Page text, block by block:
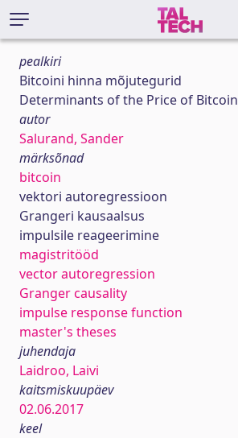
pealkiri
Bitcoini hinna mõjutegurid
Determinants of the Price of Bitcoin
autor
Salurand, Sander
märksõnad
bitcoin
vektori autoregressioon
Grangeri kausaalsus
impulsile reageerimine
magistritööd
vector autoregression
Granger causality
impulse response function
master's theses
juhendaja
Laidroo, Laivi
kaitsmiskuupäev
02.06.2017
keel